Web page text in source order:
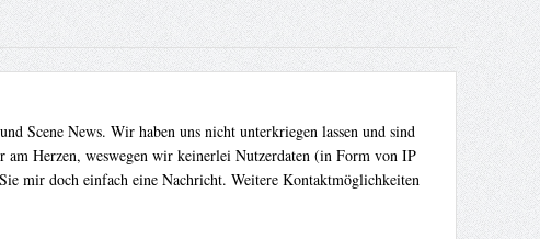
Scene News. Wir haben uns nicht unterkriegen lassen und sind
Herzen, weswegen wir keinerlei Nutzerdaten (in Form von IP
mir doch einfach eine Nachricht. Weitere Kontaktmöglichkeiten